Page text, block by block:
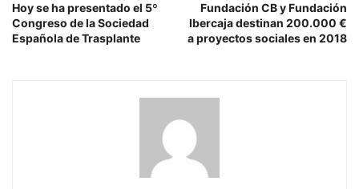
Hoy se ha presentado el 5º
Congreso de la Sociedad
Española de Trasplante
Fundación CB y Fundación
Ibercaja destinan 200.000 €
a proyectos sociales en 2018